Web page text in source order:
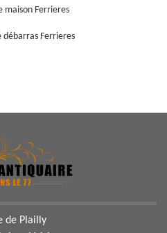
maison Ferrieres
débarras Ferrieres
de Plailly